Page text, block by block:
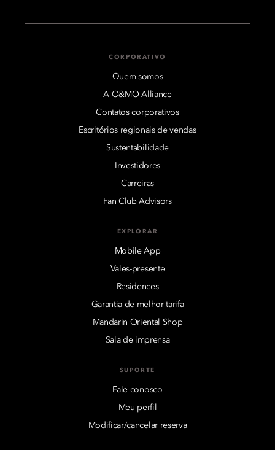
CORPORATIVO
Quem somos
A O&MO Alliance
Contatos corporativos
Escritórios regionais de vendas
Sustentabilidade
Investidores
Carreiras
Fan Club Advisors
EXPLORAR
Mobile App
Vales-presente
Residences
Garantia de melhor tarifa
Mandarin Oriental Shop
Sala de imprensa
SUPORTE
Fale conosco
Meu perfil
Modificar/cancelar reserva